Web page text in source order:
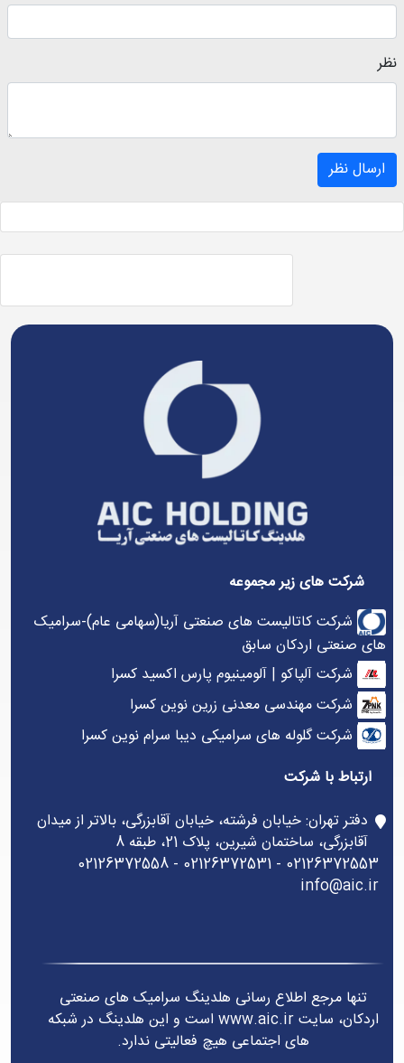
نظر
ارسال نظر
شرکت های زیر مجموعه
شرکت کاتالیست های صنعتی آریا(سهامی عام)-سرامیک
های صنعتی اردکان سابق
شرکت آلپاکو | آلومینیوم پارس اکسید کسرا
شرکت مهندسی معدنی زرین نوین کسرا
شرکت گلوله های سرامیکی دیبا سرام نوین کسرا
ارتباط با شرکت
دفتر تهران: خیابان فرشته، خیابان آقابزرگی، بالاتر از میدان
آقابزرگی، ساختمان شیرین، پلاک 21، طبقه 8
02126372553 - 02126372531 - 02126372558
info@aic.ir
تنها مرجع اطلاع رسانی هلدینگ سرامیک های صنعتی
اردکان، سایت www.aic.ir است و این هلدینگ در شبکه
های اجتماعی هیچ فعالیتی ندارد.